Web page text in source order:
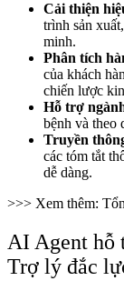
Cải thiện
trình sản
minh.
Phân tích
của khách
chiến lược
Hỗ trợ
bệnh và theo
Truyền
các tóm tắt
dễ dàng.
>>> Xem thêm:
AI Agent hỗ
Trợ lý đắc